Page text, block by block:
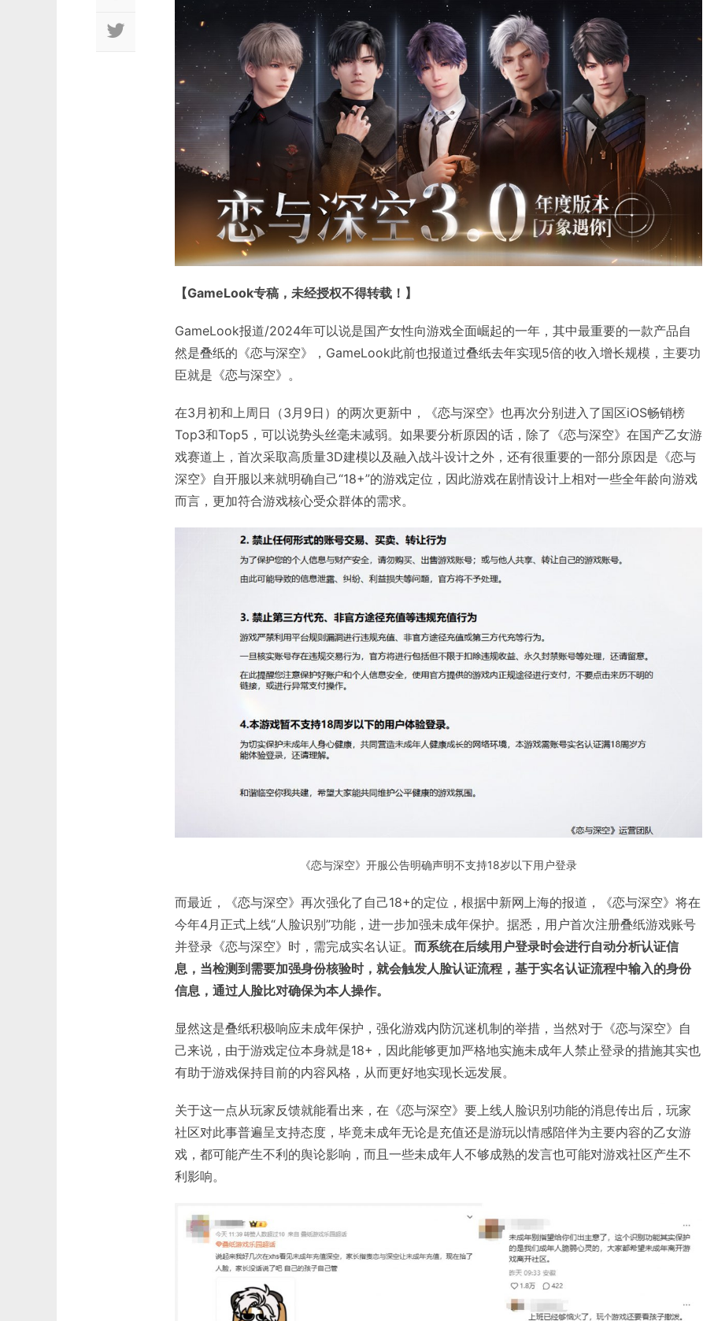
【GameLook专稿，未经授权不得转载！】
GameLook报道/2024年可以说是国产女性向游戏全面崛起的一年，其中最重要的一款产品自
然是叠纸的《恋与深空》，GameLook此前也报道过叠纸去年实现5倍的收入增长规模，主要功
臣就是《恋与深空》。
在3月初和上周日（3月9日）的两次更新中，《恋与深空》也再次分别进入了国区iOS畅销榜
Top3和Top5，可以说势头丝毫未减弱。如果要分析原因的话，除了《恋与深空》在国产乙女游
戏赛道上，首次采取高质量3D建模以及融入战斗设计之外，还有很重要的一部分原因是《恋与
深空》自开服以来就明确自己“18+”的游戏定位，因此游戏在剧情设计上相对一些全年龄向游戏
而言，更加符合游戏核心受众群体的需求。
《恋与深空》开服公告明确声明不支持18岁以下用户登录
而最近，《恋与深空》再次强化了自己18+的定位，根据中新网上海的报道，《恋与深空》将在
今年4月正式上线“人脸识别”功能，进一步加强未成年保护。据悉，用户首次注册叠纸游戏账号
并登录《恋与深空》时，需完成实名认证。 而系统在后续用户登录时会进行自动分析认证信
息，当检测到需要加强身份核验时，就会触发人脸认证流程，基于实名认证流程中输入的身份
信息，通过人脸比对确保为本人操作。
显然这是叠纸积极响应未成年保护，强化游戏内防沉迷机制的举措，当然对于《恋与深空》自
己来说，由于游戏定位本身就是18+，因此能够更加严格地实施未成年人禁止登录的措施其实也
有助于游戏保持目前的内容风格，从而更好地实现长远发展。
关于这一点从玩家反馈就能看出来，在《恋与深空》要上线人脸识别功能的消息传出后，玩家
社区对此事普遍呈支持态度，毕竟未成年无论是充值还是游玩以情感陪伴为主要内容的乙女游
戏，都可能产生不利的舆论影响，而且一些未成年人不够成熟的发言也可能对游戏社区产生不
利影响。